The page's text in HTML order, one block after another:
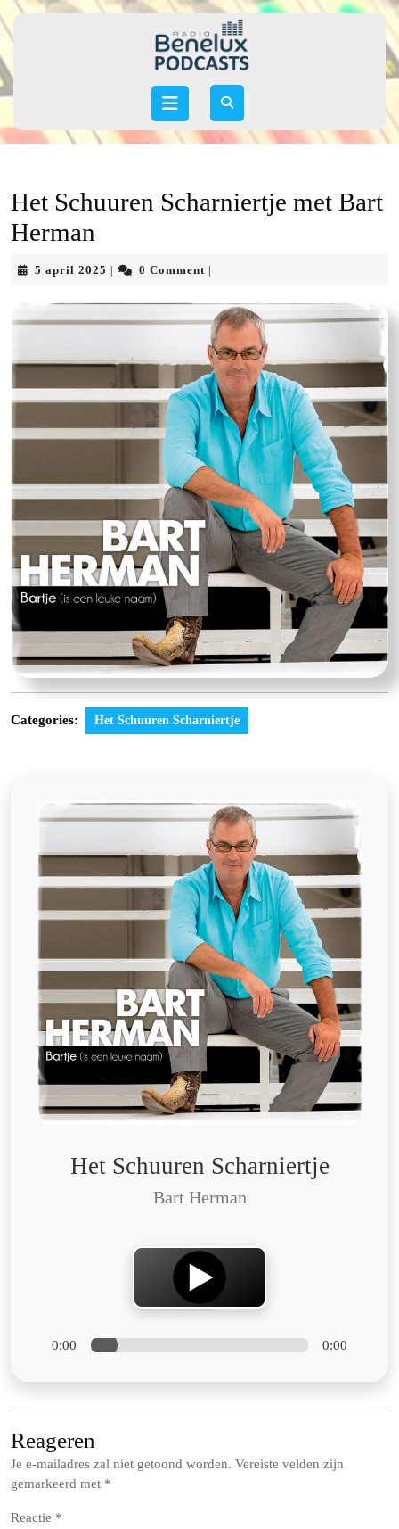
Skip
to
Open
Het Schuuren Scharniertje met Bart
Herman
5 april 2025 5
2025
0 Comment
Categories: Het Schuuren Scharniertje
Het Schuuren Scharniertje
Bart Herman
0:00 0:00
Reageren
Je e-mailadres zal niet getoond worden. Vereiste velden zijn
gemarkeerd met *
Reactie *